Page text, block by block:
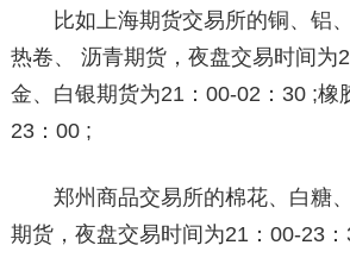
比如上海期货交易所的铜、铝、
热卷、 沥青期货，夜盘交易时间为
金、白银期货为21：00-02：30 ;橡
23：00 ;
郑州商品交易所的棉花、白糖、
期货，夜盘交易时间为21：00-23：